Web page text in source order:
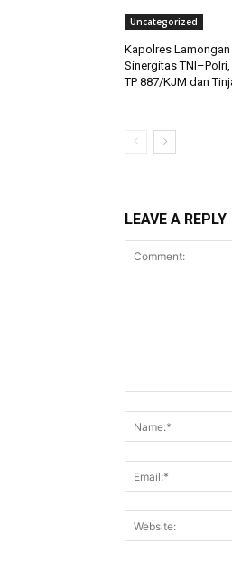
Uncategorized
Kapolres Lamongan
Sinergitas
TP 887/KJM dan
LEAVE A REPLY